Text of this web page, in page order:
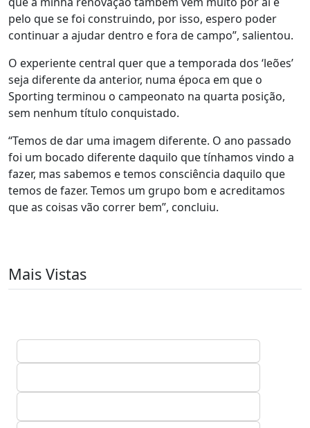
pelo que se foi construindo, por isso, espero poder
continuar a ajudar dentro e fora de campo”, salientou.
O experiente central quer que a temporada dos ‘leões’
seja diferente da anterior, numa época em que o
Sporting terminou o campeonato na quarta posição,
sem nenhum título conquistado.
“Temos de dar uma imagem diferente. O ano passado
foi um bocado diferente daquilo que tínhamos vindo a
fazer, mas sabemos e temos consciência daquilo que
temos de fazer. Temos um grupo bom e acreditamos
que as coisas vão correr bem”, concluiu.
Mais Vistas